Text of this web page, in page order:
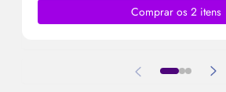
Comprar os 2 itens